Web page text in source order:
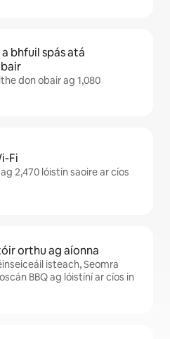
bhfuil spás atá
don obair ag 1,080
Fi
2,470 lóistín saoire ar cíos
orthu ag aíonna
isteach, Seomra
BBQ ag lóistíní ar cíos in